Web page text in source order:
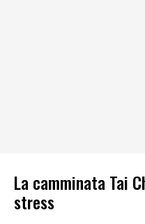
La camminata Tai
stress